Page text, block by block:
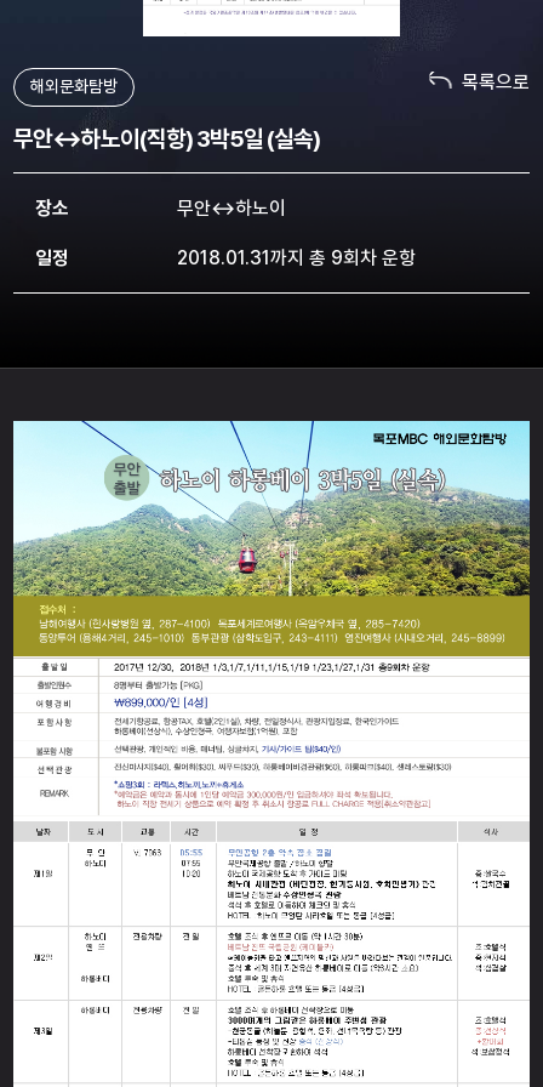
해외문화탐방
무안↔하노이(직항) 3박5일 (실속)
장소 무안↔하노이
일정 2018.01.31까지 총 9회차 운항
목록으로